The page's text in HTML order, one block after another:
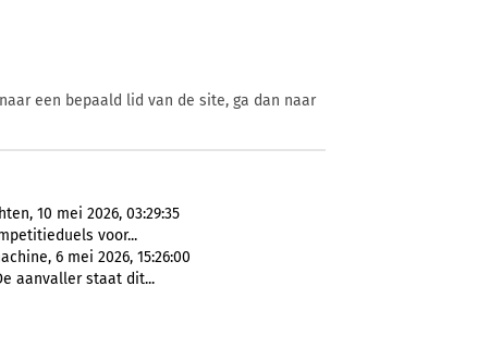
een bepaald lid van de site, ga dan naar
10 mei 2026, 03:29:35
voor...
6 mei 2026, 15:26:00
aanvaller staat dit...